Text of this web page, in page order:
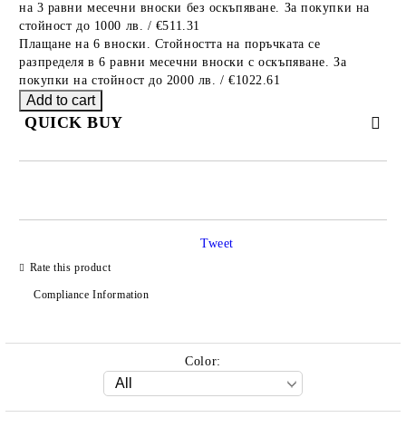
на 3 равни месечни вноски без оскъпяване. За покупки на
стойност до 1000 лв. / €511.31
Плащане на 6 вноски. Стойността на поръчката се
разпределя в 6 равни месечни вноски с оскъпяване. За
покупки на стойност до 2000 лв. / €1022.61
QUICK BUY
We will contact you to finalize the order
Rate this product
Compliance Information
Tweet
Color: